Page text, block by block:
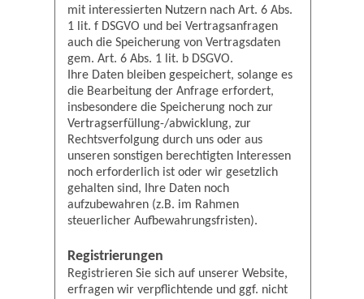
mit interessierten Nutzern nach Art. 6 Abs.
1 lit. f DSGVO und bei Vertragsanfragen
auch die Speicherung von Vertragsdaten
gem. Art. 6 Abs. 1 lit. b DSGVO.
Ihre Daten bleiben gespeichert, solange es
die Bearbeitung der Anfrage erfordert,
insbesondere die Speicherung noch zur
Vertragserfüllung-/abwicklung, zur
Rechtsverfolgung durch uns oder aus
unseren sonstigen berechtigten Interessen
noch erforderlich ist oder wir gesetzlich
gehalten sind, Ihre Daten noch
aufzubewahren (z.B. im Rahmen
steuerlicher Aufbewahrungsfristen).
Registrierungen
Registrieren Sie sich auf unserer Website,
erfragen wir verpflichtende und ggf. nicht